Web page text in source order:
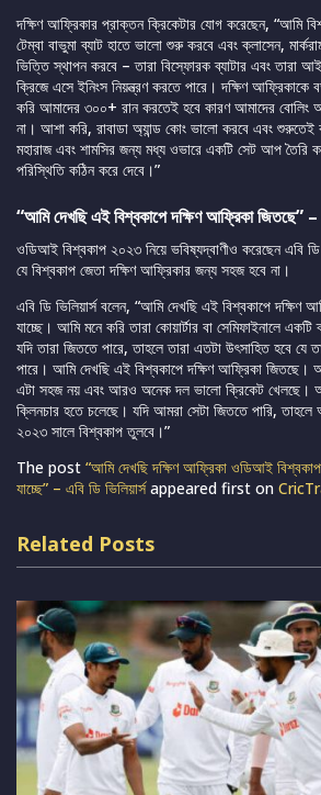
দক্ষিণ আফ্রিকার প্রাক্তন ক্রিকেটার যোগ করেছেন, “আমি
টেম্বা বাভুমা ব্যাট হাতে ভালো শুরু করবে এবং ক্লাসেন,
ভিত্তি স্থাপন করবে – তারা বিস্ফোরক ব্যাটার এবং তারা
ক্রিজে এসে ইনিংস নিয়ন্ত্রণ করতে পারে। দক্ষিণ
করি আমাদের ৩০০+ রান করতেই হবে কারণ আমাদের বোলিং
না। আশা করি, রাবাডা অ্যান্ড কোং ভালো করবে এবং শুরুতেই
মহারাজ এবং শামসির জন্য মধ্য ওভারে একটি সেট আপ তৈরি
পরিস্থিতি কঠিন করে দেবে।”
“আমি দেখছি এই বিশ্বকাপে দক্ষিণ আফ্রিকা জিতছে” –
ওডিআই বিশ্বকাপ ২০২৩ নিয়ে ভবিষ্যদ্বাণীও করেছেন এবি ডি
যে বিশ্বকাপ জেতা দক্ষিণ আফ্রিকার জন্য সহজ হবে না।
এবি ডি ভিলিয়ার্স বলেন, “আমি দেখছি এই বিশ্বকাপে দক্ষিণ
যাচ্ছে। আমি মনে করি তারা কোয়ার্টার বা সেমিফাইনালে
যদি তারা জিততে পারে, তাহলে তারা এতটা উৎসাহিত হবে
পারে। আমি দেখছি এই বিশ্বকাপে দক্ষিণ আফ্রিকা জিতছে।
এটা সহজ নয় এবং আরও অনেক দল ভালো ক্রিকেট খেলছে।
ক্লিনচার হতে চলেছে। যদি আমরা সেটা জিততে পারি,
২০২৩ সালে বিশ্বকাপ তুলবে।”
The post “আমি দেখছি দক্ষিণ আফ্রিকা ওডিআই
যাচ্ছে” – এবি ডি ভিলিয়ার্সappeared first on
Related Posts